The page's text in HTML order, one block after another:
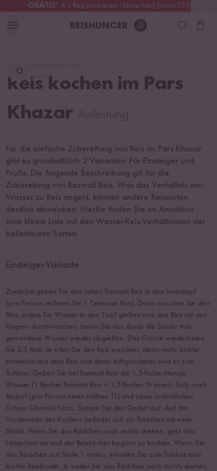
GRATIS* 4 x Reis probieren - klicke hier! (ohne CH)
Schweiz Alle Zölle & Steuern inklusive
finden ...
Reis kochen im Pars
Khazar
Für die einfache Zubereitung von Reis im Pars Khazar
gibt es grundsätzlich 2 Varianten: Für Einsteiger und
Profis. Die folgende Beschreibung gilt für die
Zubereitung von Basmati Reis. Was das Verhältnis von
Wasser zu Reis angeht, können andere Reissorten
deutlich abweichen. Hierfür finden Sie im Anschluss
eine kleine Liste mit den Wasser-Reis-Verhältnissen der
beliebtesten Sorten.
Einsteiger-Variante
Zunächst geben Sie den rohen Basmati Reis in den Innentopf
(pro Person rechnen Sie 1 Teetasse Reis). Dann waschen Sie den
Reis, indem Sie Wasser in den Topf gießen und den Reis mit den
Fingern durchwaschen, bevor Sie das durch die Stärke trüb
gewordene Wasser wieder abgießen. Das Ganze wiederholen
Sie 2-3 Mal. Je öfter Sie den Reis waschen, desto mehr Stärke
entweicht aus dem Reis und desto luftig-lockerer wird er zum
Schluss. Geben Sie bei Basmati Reis die 1,5-fache Menge
Wasser (1 Becher Basmati Reis = 1,5 Becher Wasser), Salz nach
Bedarf (pro Person einen halben TL) und einen ordentlichen
Schuss Olivenöl hinzu. Setzen Sie den Deckel auf. Auf der
Vorderseite des Kochers befindet sich ein Rädchen mit einer
Skala. Wenn Sie das Rädchen nach rechts drehen, geht das
Lämpchen an und der Reiskocher beginnt zu kochen. Wenn Sie
das Rädchen auf Stufe 1 stellen, erhalten Sie zum Schluss eine
leichte Reiskruste. Je weiter Sie das Rädchen nach rechts drehen,